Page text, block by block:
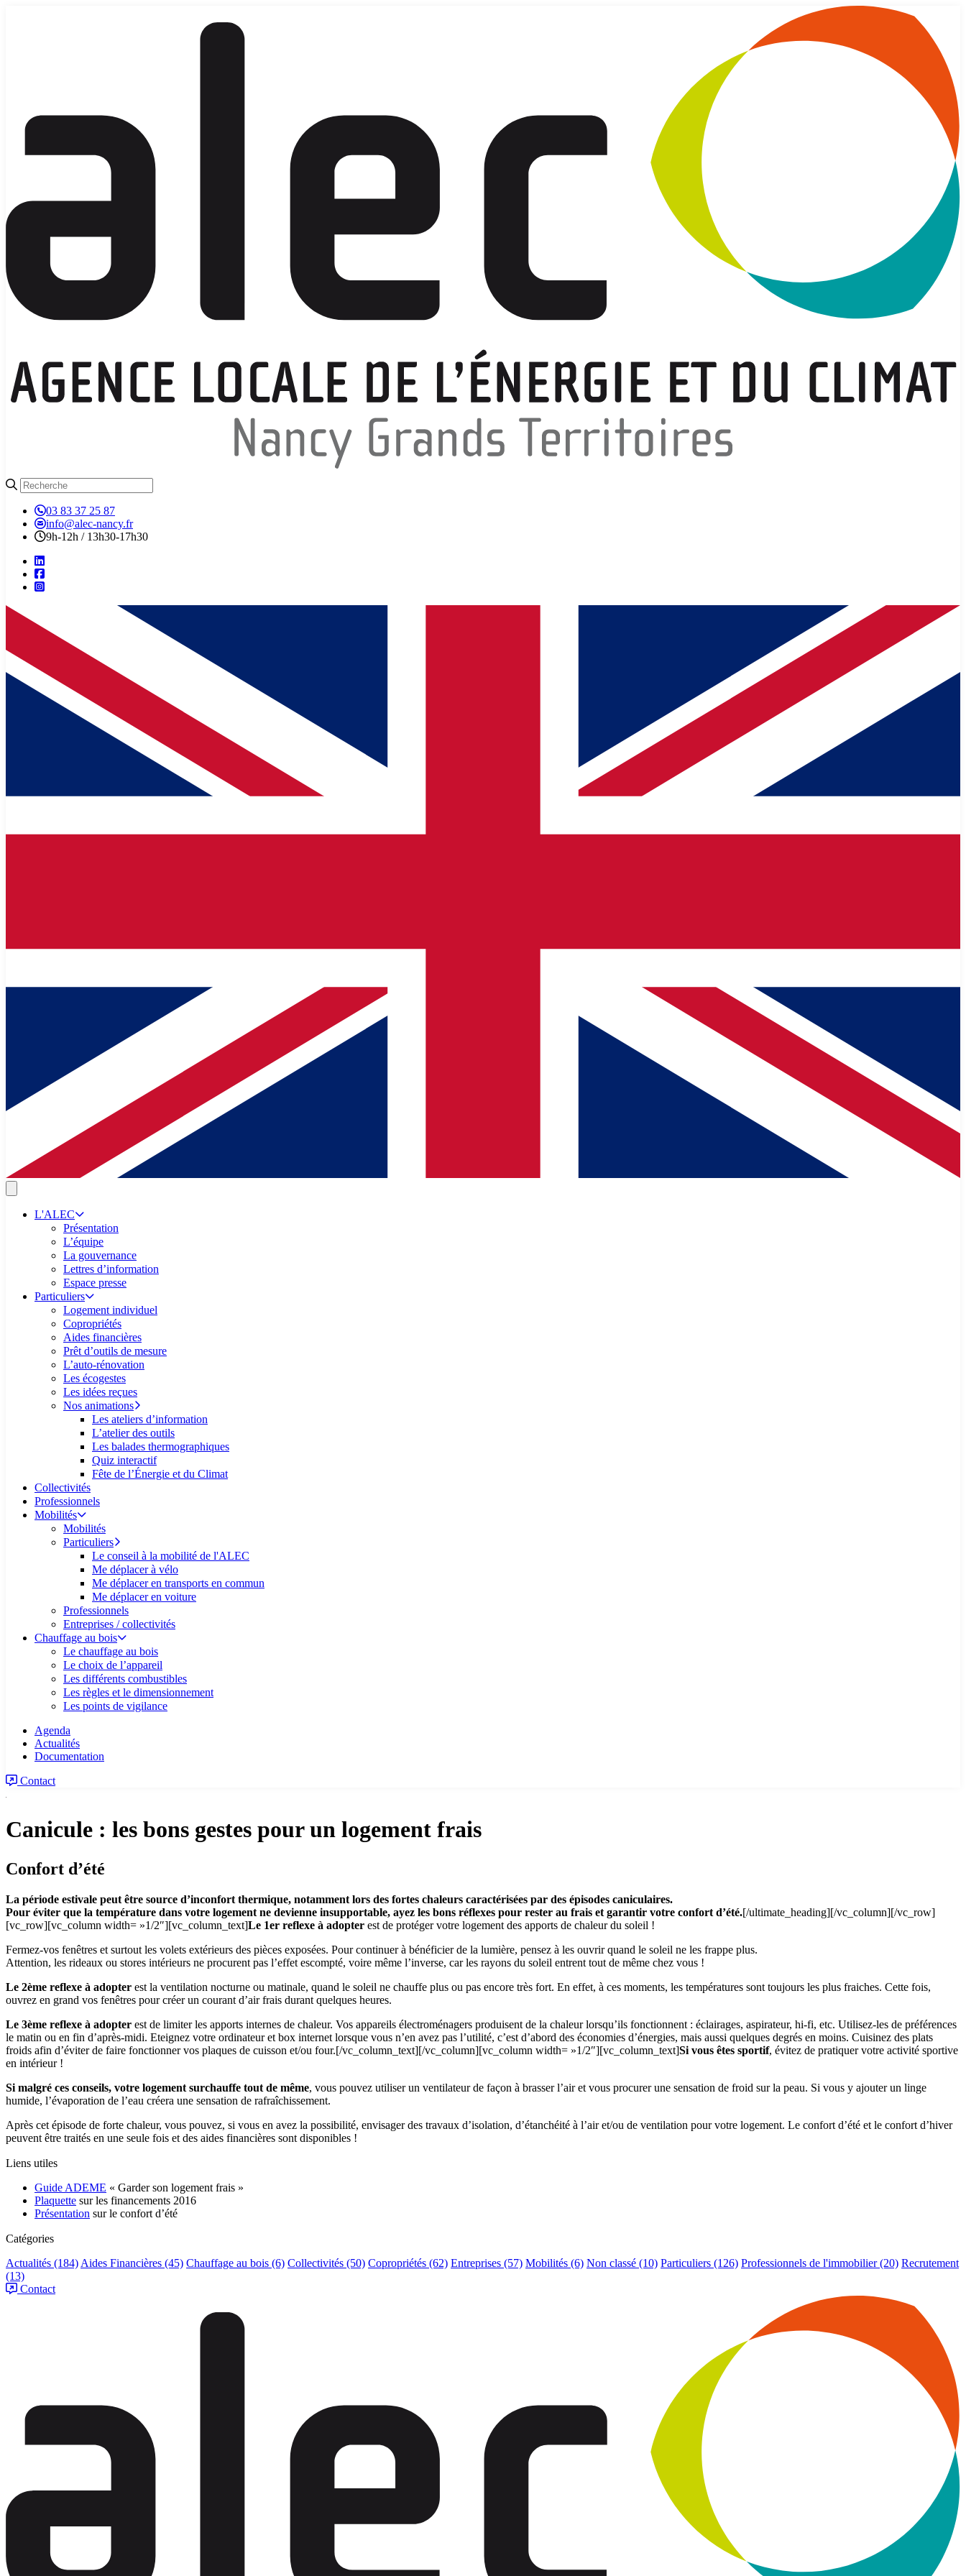
03 83 37 25 87
info@alec-nancy.fr
9h-12h / 13h30-17h30
L'ALEC
Présentation
L’équipe
La gouvernance
Lettres d’information
Espace presse
Particuliers
Logement individuel
Copropriétés
Aides financières
Prêt d’outils de mesure
L’auto-rénovation
Les écogestes
Les idées reçues
Nos animations
Les ateliers d’information
L’atelier des outils
Les balades thermographiques
Quiz interactif
Fête de l’Énergie et du Climat
Collectivités
Professionnels
Mobilités
Mobilités
Particuliers
Le conseil à la mobilité de l'ALEC
Me déplacer à vélo
Me déplacer en transports en commun
Me déplacer en voiture
Professionnels
Entreprises / collectivités
Chauffage au bois
Le chauffage au bois
Le choix de l’appareil
Les différents combustibles
Les règles et le dimensionnement
Les points de vigilance
Agenda
Actualités
Documentation
Contact
Canicule : les bons gestes pour un logement frais
Confort d’été
La période estivale peut être source d’inconfort thermique, notamment lors des fortes chaleurs caractérisées par des épisodes caniculaires.
Pour éviter que la température dans votre logement ne devienne insupportable, ayez les bons réflexes pour rester au frais et garantir votre confort d’été.[/ultimate_heading][/vc_column][/vc_row]
[vc_row][vc_column width= »1/2″][vc_column_text]Le 1er reflexe à adopter est de protéger votre logement des apports de chaleur du soleil !
Fermez-vos fenêtres et surtout les volets extérieurs des pièces exposées. Pour continuer à bénéficier de la lumière, pensez à les ouvrir quand le soleil ne les frappe plus.
Attention, les rideaux ou stores intérieurs ne procurent pas l’effet escompté, voire même l’inverse, car les rayons du soleil entrent tout de même chez vous !
Le 2ème reflexe à adopter est la ventilation nocturne ou matinale, quand le soleil ne chauffe plus ou pas encore très fort. En effet, à ces moments, les températures sont toujours les plus fraiches. Cette fois,
ouvrez en grand vos fenêtres pour créer un courant d’air frais durant quelques heures.
Le 3ème reflexe à adopter est de limiter les apports internes de chaleur. Vos appareils électroménagers produisent de la chaleur lorsqu’ils fonctionnent : éclairages, aspirateur, hi-fi, etc. Utilisez-les de préférences
le matin ou en fin d’après-midi. Eteignez votre ordinateur et box internet lorsque vous n’en avez pas l’utilité, c’est d’abord des économies d’énergies, mais aussi quelques degrés en moins. Cuisinez des plats
froids afin d’éviter de faire fonctionner vos plaques de cuisson et/ou four.[/vc_column_text][/vc_column][vc_column width= »1/2″][vc_column_text]Si vous êtes sportif, évitez de pratiquer votre activité sportive
en intérieur !
Si malgré ces conseils, votre logement surchauffe tout de même, vous pouvez utiliser un ventilateur de façon à brasser l’air et vous procurer une sensation de froid sur la peau. Si vous y ajouter un linge
humide, l’évaporation de l’eau créera une sensation de rafraîchissement.
Après cet épisode de forte chaleur, vous pouvez, si vous en avez la possibilité, envisager des travaux d’isolation, d’étanchéité à l’air et/ou de ventilation pour votre logement. Le confort d’été et le confort d’hiver
peuvent être traités en une seule fois et des aides financières sont disponibles !
Liens utiles
Guide ADEME « Garder son logement frais »
Plaquette sur les financements 2016
Présentation sur le confort d’été
Catégories
Actualités (184) Aides Financières (45) Chauffage au bois (6) Collectivités (50) Copropriétés (62) Entreprises (57) Mobilités (6) Non classé (10) Particuliers (126) Professionnels de l'immobilier(20) Recrutement
(13)
Contact